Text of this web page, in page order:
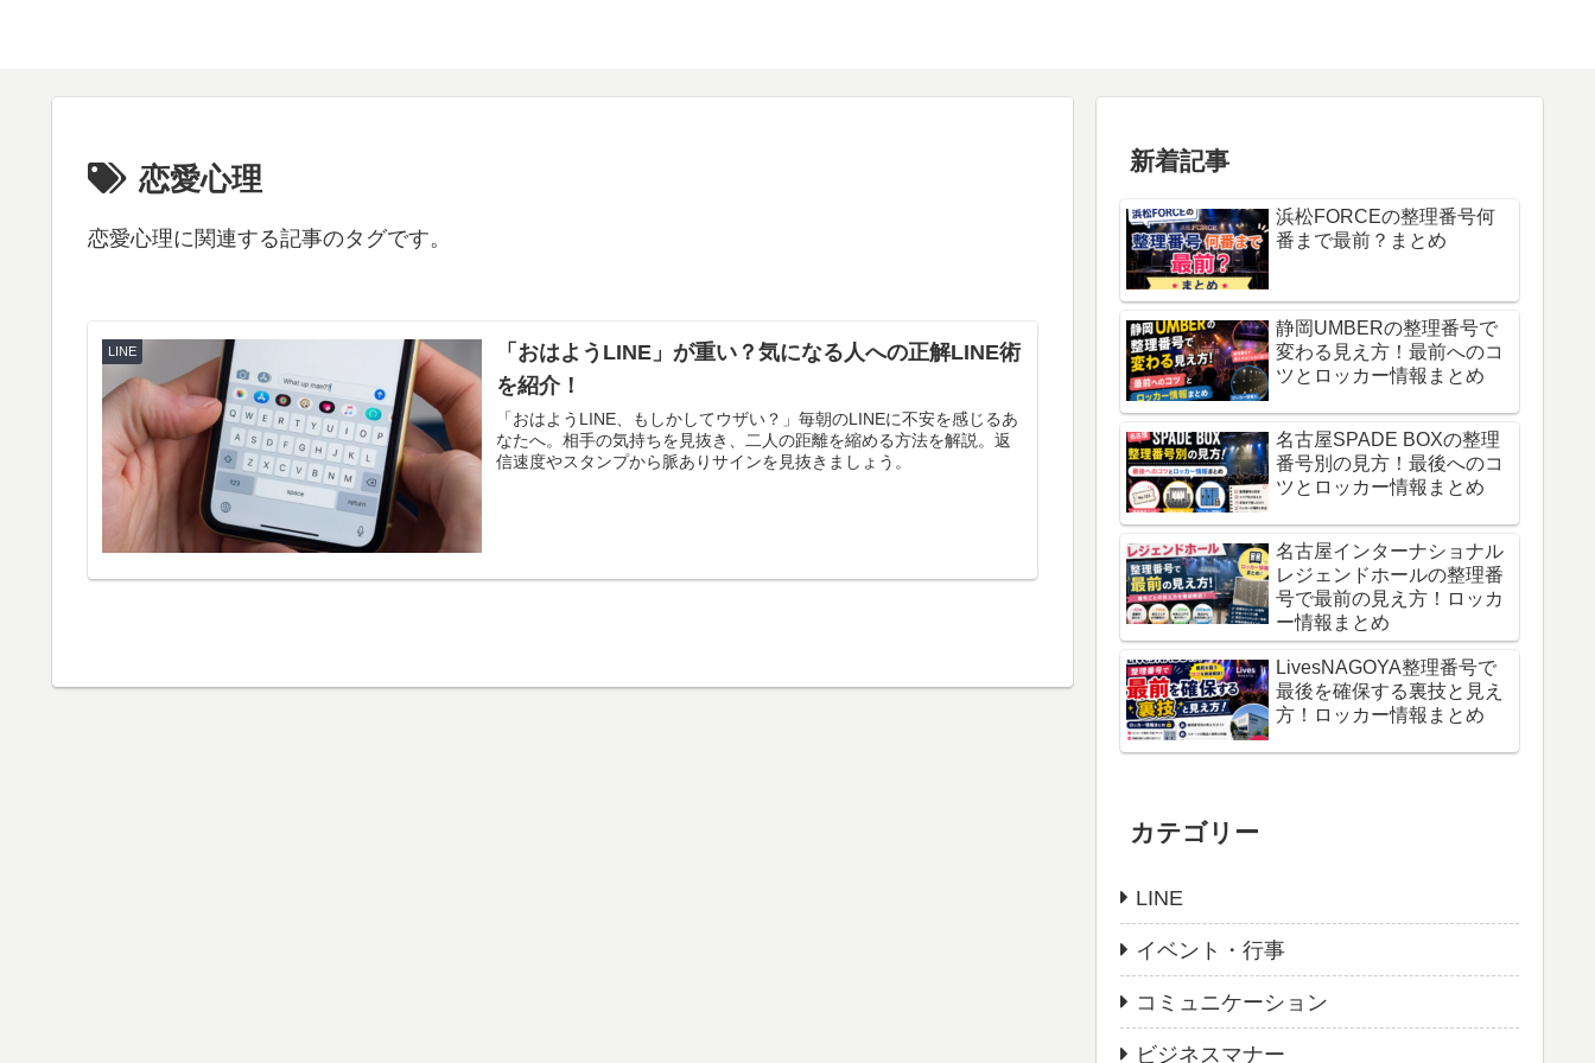
恋愛心理
恋愛心理に関連する記事のタグです。
LINE
「おはようLINE」が重い？気になる人への正解LINE術
を紹介！
「おはようLINE、もしかしてウザい？」毎朝のLINEに不安を感じるあ
なたへ。相手の気持ちを見抜き、二人の距離を縮める方法を解説。返
信速度やスタンプから脈ありサインを見抜きましょう。
新着記事
浜松FORCEの整理番号何
番まで最前？まとめ
静岡UMBERの整理番号で
変わる見え方！最前へのコ
ツとロッカー情報まとめ
名古屋SPADE BOXの整理
番号別の見方！最後へのコ
ツとロッカー情報まとめ
名古屋インターナショナル
レジェンドホールの整理番
号で最前の見え方！ロッカ
ー情報まとめ
LivesNAGOYA整理番号で
最後を確保する裏技と見え
方！ロッカー情報まとめ
カテゴリー
LINE
イベント・行事
コミュニケーション
ビジネスマナー